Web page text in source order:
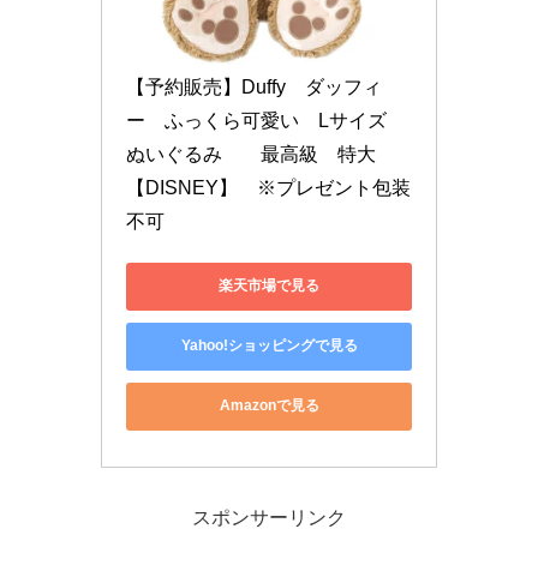
【予約販売】Duffy　ダッフィ
ー　ふっくら可愛い　Lサイズ
ぬいぐるみ　　最高級　特大
【DISNEY】　※プレゼント包装
不可
楽天市場で見る
Yahoo!ショッピングで見る
Amazonで見る
スポンサーリンク